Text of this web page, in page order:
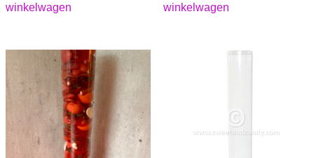
winkelwagen
winkelwagen